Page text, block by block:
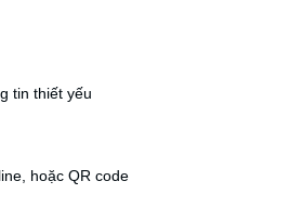
tin thiết yếu
hoặc QR code